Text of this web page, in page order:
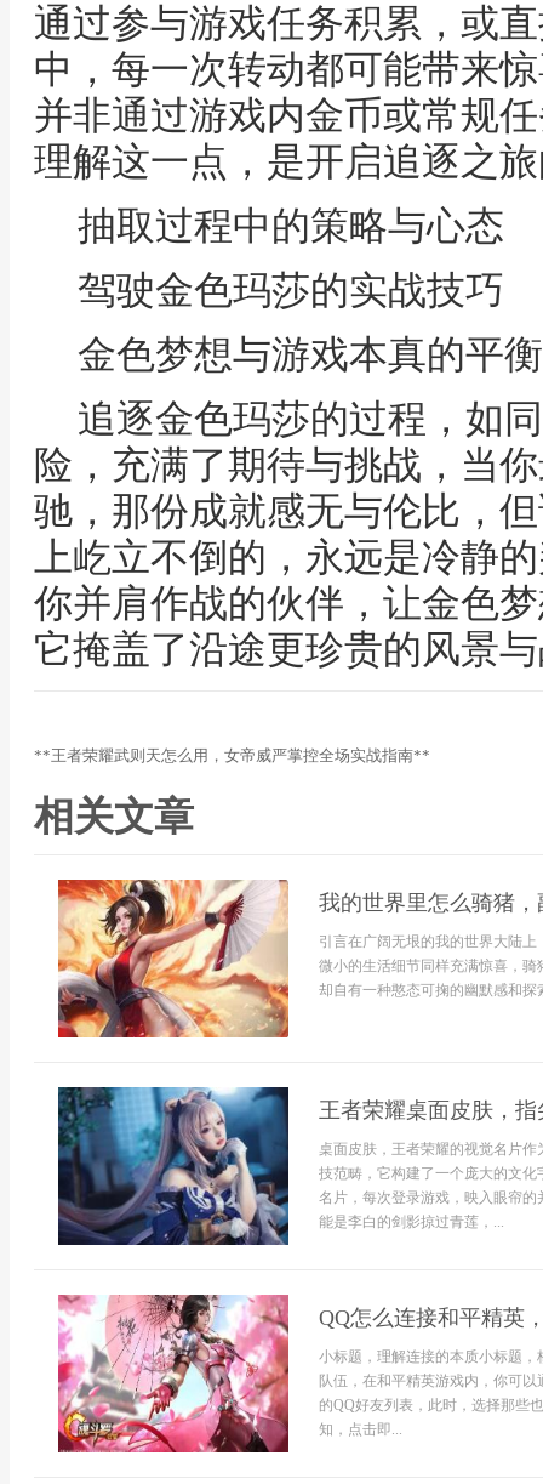
通过参与游戏任务积累，或
中，每一次转动都可能带来
并非通过游戏内金币或常规
理解这一点，是开启追逐之
抽取过程中的策略与心态
驾驶金色玛莎的实战技巧
金色梦想与游戏本真的平衡
追逐金色玛莎的过程，如
险，充满了期待与挑战，当
驰，那份成就感无与伦比，
上屹立不倒的，永远是冷静
你并肩作战的伙伴，让金色
它掩盖了沿途更珍贵的风景
**王者荣耀武则天怎么用，女帝威严掌控全场实战指南**
相关文章
我的世界里怎么骑猪
引言在广阔无垠的我的世界大陆
微小的生活细节同样充满惊喜，
却自有一种憨态可掬的幽默感和
王者荣耀桌面皮肤，
桌面皮肤，王者荣耀的视觉名片
技范畴，它构建了一个庞大的文
名片，每次登录游戏，映入眼帘
能是李白的剑影掠过青莲，...
QQ怎么连接和平精英
小标题，理解连接的本质小标题
队伍，在和平精英游戏内，你可
的QQ好友列表，此时，选择那些
知，点击即...